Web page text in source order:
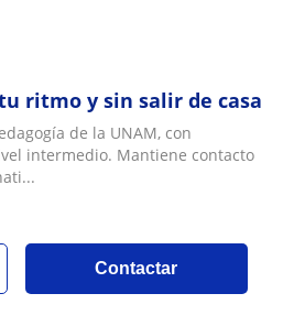
ritmo y sin salir de casa
de la UNAM, con
intermedio. Mantiene contacto
Contactar